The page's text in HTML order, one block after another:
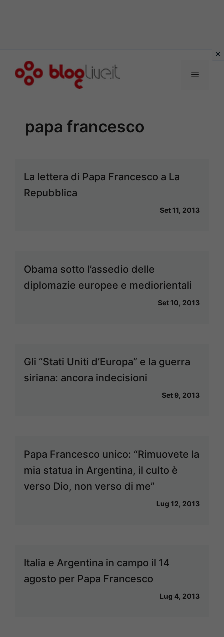
Menu
papa francesco
La lettera di Papa Francesco a La
Repubblica
Set 11, 2013
Obama sotto l’assedio delle
diplomazie europee e mediorientali
Set 10, 2013
Gli “Stati Uniti d’Europa” e la guerra
siriana: ancora indecisioni
Set 9, 2013
Papa Francesco unico: “Rimuovete la
mia statua in Argentina, il culto è
verso Dio, non verso di me”
Lug 12, 2013
Italia e Argentina in campo il 14
agosto per Papa Francesco
Lug 4, 2013